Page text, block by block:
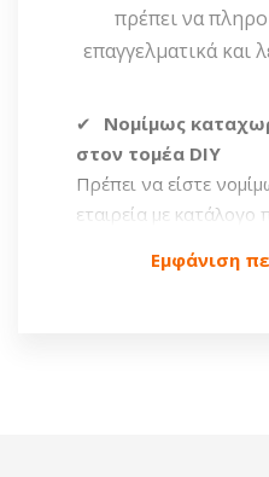
πρέπει να
επαγγελματικά και
Νομίμως
στον τομέα DIY
Πρέπει να είστε
εταιρεία με κατάλογο
εργαλεία, βελτίωση
Εμφάνιση